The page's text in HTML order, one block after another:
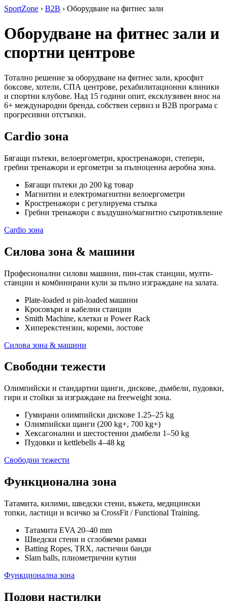
SportZone › B2B › Оборудване на фитнес зали
Оборудване на фитнес зали и
спортни центрове
Тотално решение за оборудване на фитнес зали, кросфит
боксове, хотели, СПА центрове, рехабилитационни клиники
и спортни клубове. Над 15 години опит, ексклузивен внос на
6+ международни бренда, собствен сервиз и B2B програма с
прогресивни отстъпки.
Cardio зона
Бягащи пътеки, велоергометри, кростренажори, степери,
гребни тренажори и ергометри за пълноценна аеробна зона.
Бягащи пътеки до 200 kg товар
Магнитни и електромагнитни велоергометри
Кростренажори с регулируема стъпка
Гребни тренажори с въздушно/магнитно съпротивление
Cardio зона
Силова зона & машини
Професионални силови машини, пин-стак станции, мулти-
станции и комбинирани кули за пълно изграждане на залата.
Plate-loaded и pin-loaded машини
Кросовъри и кабелни станции
Smith Machine, клетки и Power Rack
Хиперекстензии, кореми, лостове
Силова зона & машини
Свободни тежести
Олимпийски и стандартни щанги, дискове, дъмбели, пудовки,
гири и стойки за изграждане на freeweight зона.
Гумирани олимпийски дискове 1.25–25 kg
Олимпийски щанги (200 kg+, 700 kg+)
Хексагонални и шестостенни дъмбели 1–50 kg
Пудовки и kettlebells 4–48 kg
Свободни тежести
Функционална зона
Татамита, килими, шведски стени, въжета, медицински
топки, ластици и всичко за CrossFit / Functional Training.
Татамита EVA 20–40 mm
Шведски стени и сглобяеми рамки
Batting Ropes, TRX, ластични банди
Slam balls, плиометрични кутии
Функционална зона
Подови настилки